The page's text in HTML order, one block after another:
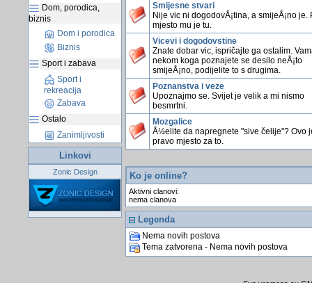
Dom, porodica,
biznis
Dom i porodica
Biznis
Sport i zabava
Sport i
rekreacija
Zabava
Ostalo
Zanimljivosti
Linkovi
Zonic Design
Smijesne stvari
Nije vic ni dogodovÅ¡tina, a smijeÅ¡no je.
mjesto mu je tu.
Vicevi i dogodovstine
Znate dobar vic, ispričajte ga ostalim.
nekom koga poznajete se desilo neÅ¡to
smijeÅ¡no, podijelite to s drugima.
Poznanstva i veze
Upoznajmo se. Svijet je velik a mi nismo
besmrtni.
Mozgalice
Å½elite da napregnete "sive čelije"? Ovo
pravo mjesto za to.
Ko je online?
Aktivni clanovi:
nema clanova
Legenda
Nema novih postova
Tema zatvorena - Nema novih postova